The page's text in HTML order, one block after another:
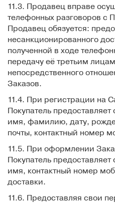
11.3. Продавец вправе
телефонных разговоров с
Продавец обязуется:
несанкционированного
полученной в ходе
передачу её третьим
непосредственного
Заказов.
11.4. При регистрации на
Покупатель
имя, фамилию, дату,
почты, контактный номер
11.5. При оформлении
Покупатель
имя, контактный номер
доставки.
11.6. Предоставляя свои